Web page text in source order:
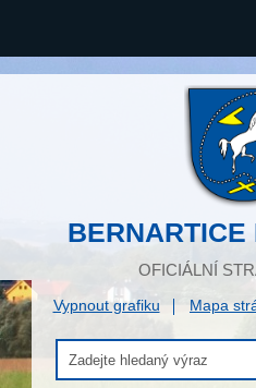
BERNARTICE
OFICIÁLNÍ
Vypnout grafiku Mapa